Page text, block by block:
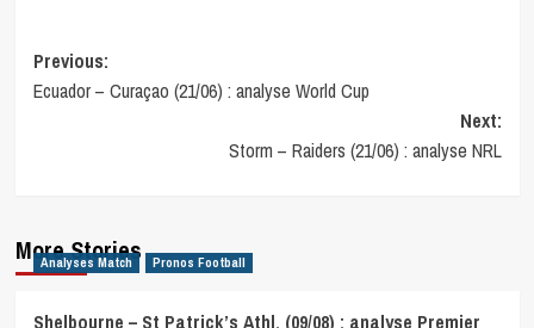
Post
navigation
Previous:
Ecuador – Curaçao (21/06) : analyse World Cup
Next:
Storm – Raiders (21/06) : analyse NRL
More Stories
Analyses Match Pronos Football
Shelbourne – St Patrick’s Athl. (09/08) : analyse Premier